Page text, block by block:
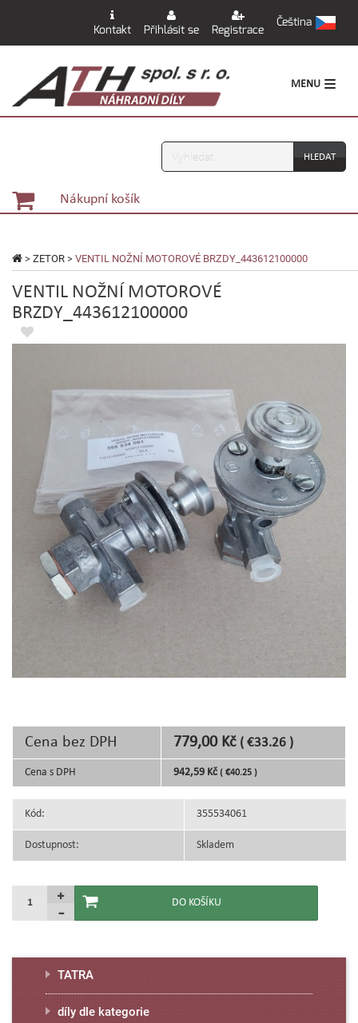
Kontakt Přihlásit se Registrace
Čeština
MENU
Vyhledávání
Nákupní košík
> ZETOR > VENTIL NOŽNÍ MOTOROVÉ BRZDY_443612100000
VENTIL NOŽNÍ MOTOROVÉ
BRZDY_443612100000
Cena bez DPH 779,00 Kč ( €33.26 )
Cena s DPH 942,59 Kč ( €40.25 )
Kód: 355534061
Dostupnost: Skladem
TATRA
díly dle kategorie